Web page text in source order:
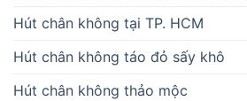
Hút chân không tại TP. HCM
Hút chân không táo đỏ sấy khô
Hút chân không thảo mộc